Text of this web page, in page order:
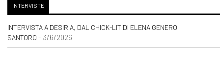
INTERVISTE
INTERVISTA A DESIRIA, DAL CHICK-LIT DI ELENA GENERO
SANTORO - 3/6/2026